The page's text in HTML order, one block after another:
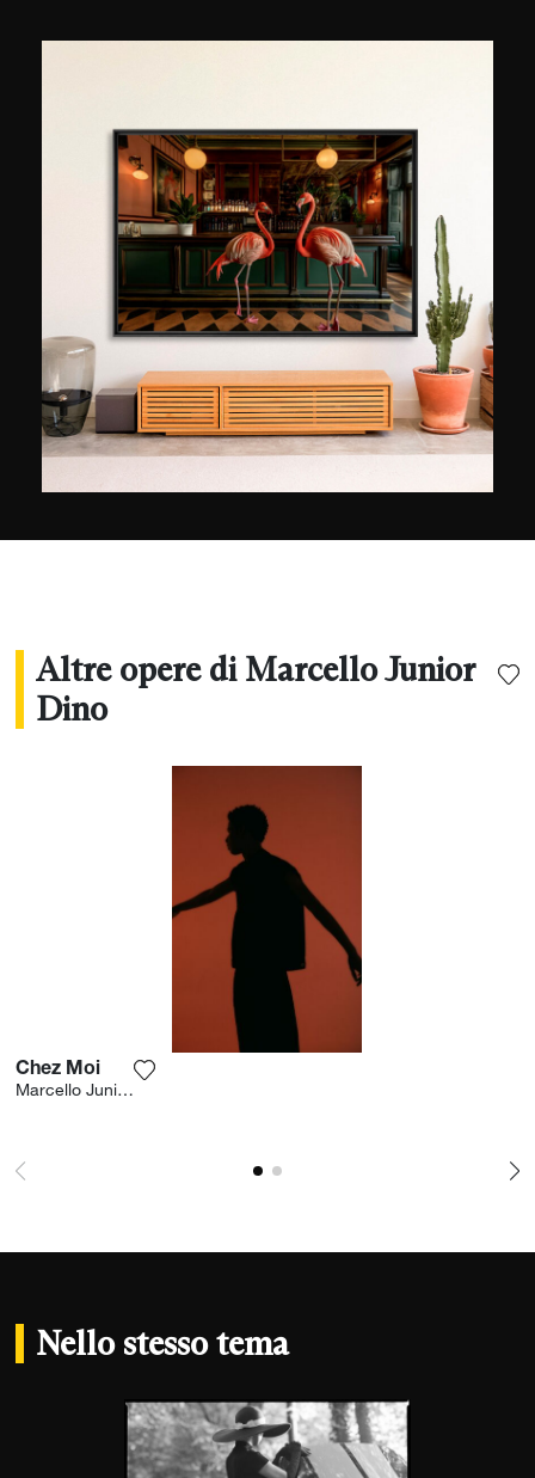
collaborato con numerosi marchi e pubblicazioni,
affermandosi come uno dei maggiori talenti
emergenti nel panorama fotografico
contemporaneo.
Altre opere di Marcello Junior
Dino
Chez Moi
Marcello Junior Dino
Nello stesso tema